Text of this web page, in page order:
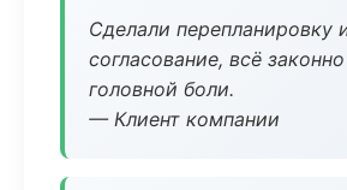
Сделали перепланировку
согласование, всё
головной боли.
— Клиент компании